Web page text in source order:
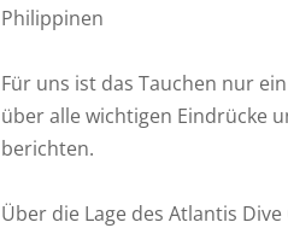
Philippinen
Für uns ist das Tauchen nur
über alle wichtigen Eindrücke
berichten.
Über die Lage des Atlantis